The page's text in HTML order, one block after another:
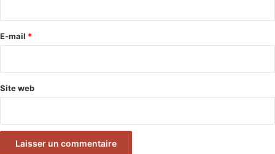
e
E-mail *
Site web